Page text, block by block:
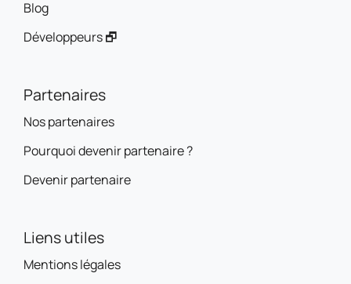
Blog
Développeurs 🗗
Partenaires
Nos partenaires
Pourquoi devenir partenaire ?
Devenir partenaire
Liens utiles
Mentions légales